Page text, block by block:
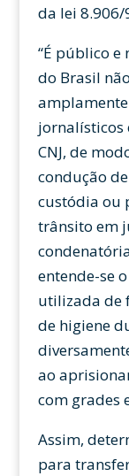
da lei 8.906/
“É público
do Brasil
jornalísticos
CNJ, de
condução
custódia ou
trânsito em
entende-se
utilizada de
de higiene
ao
com grades
Assim,
para